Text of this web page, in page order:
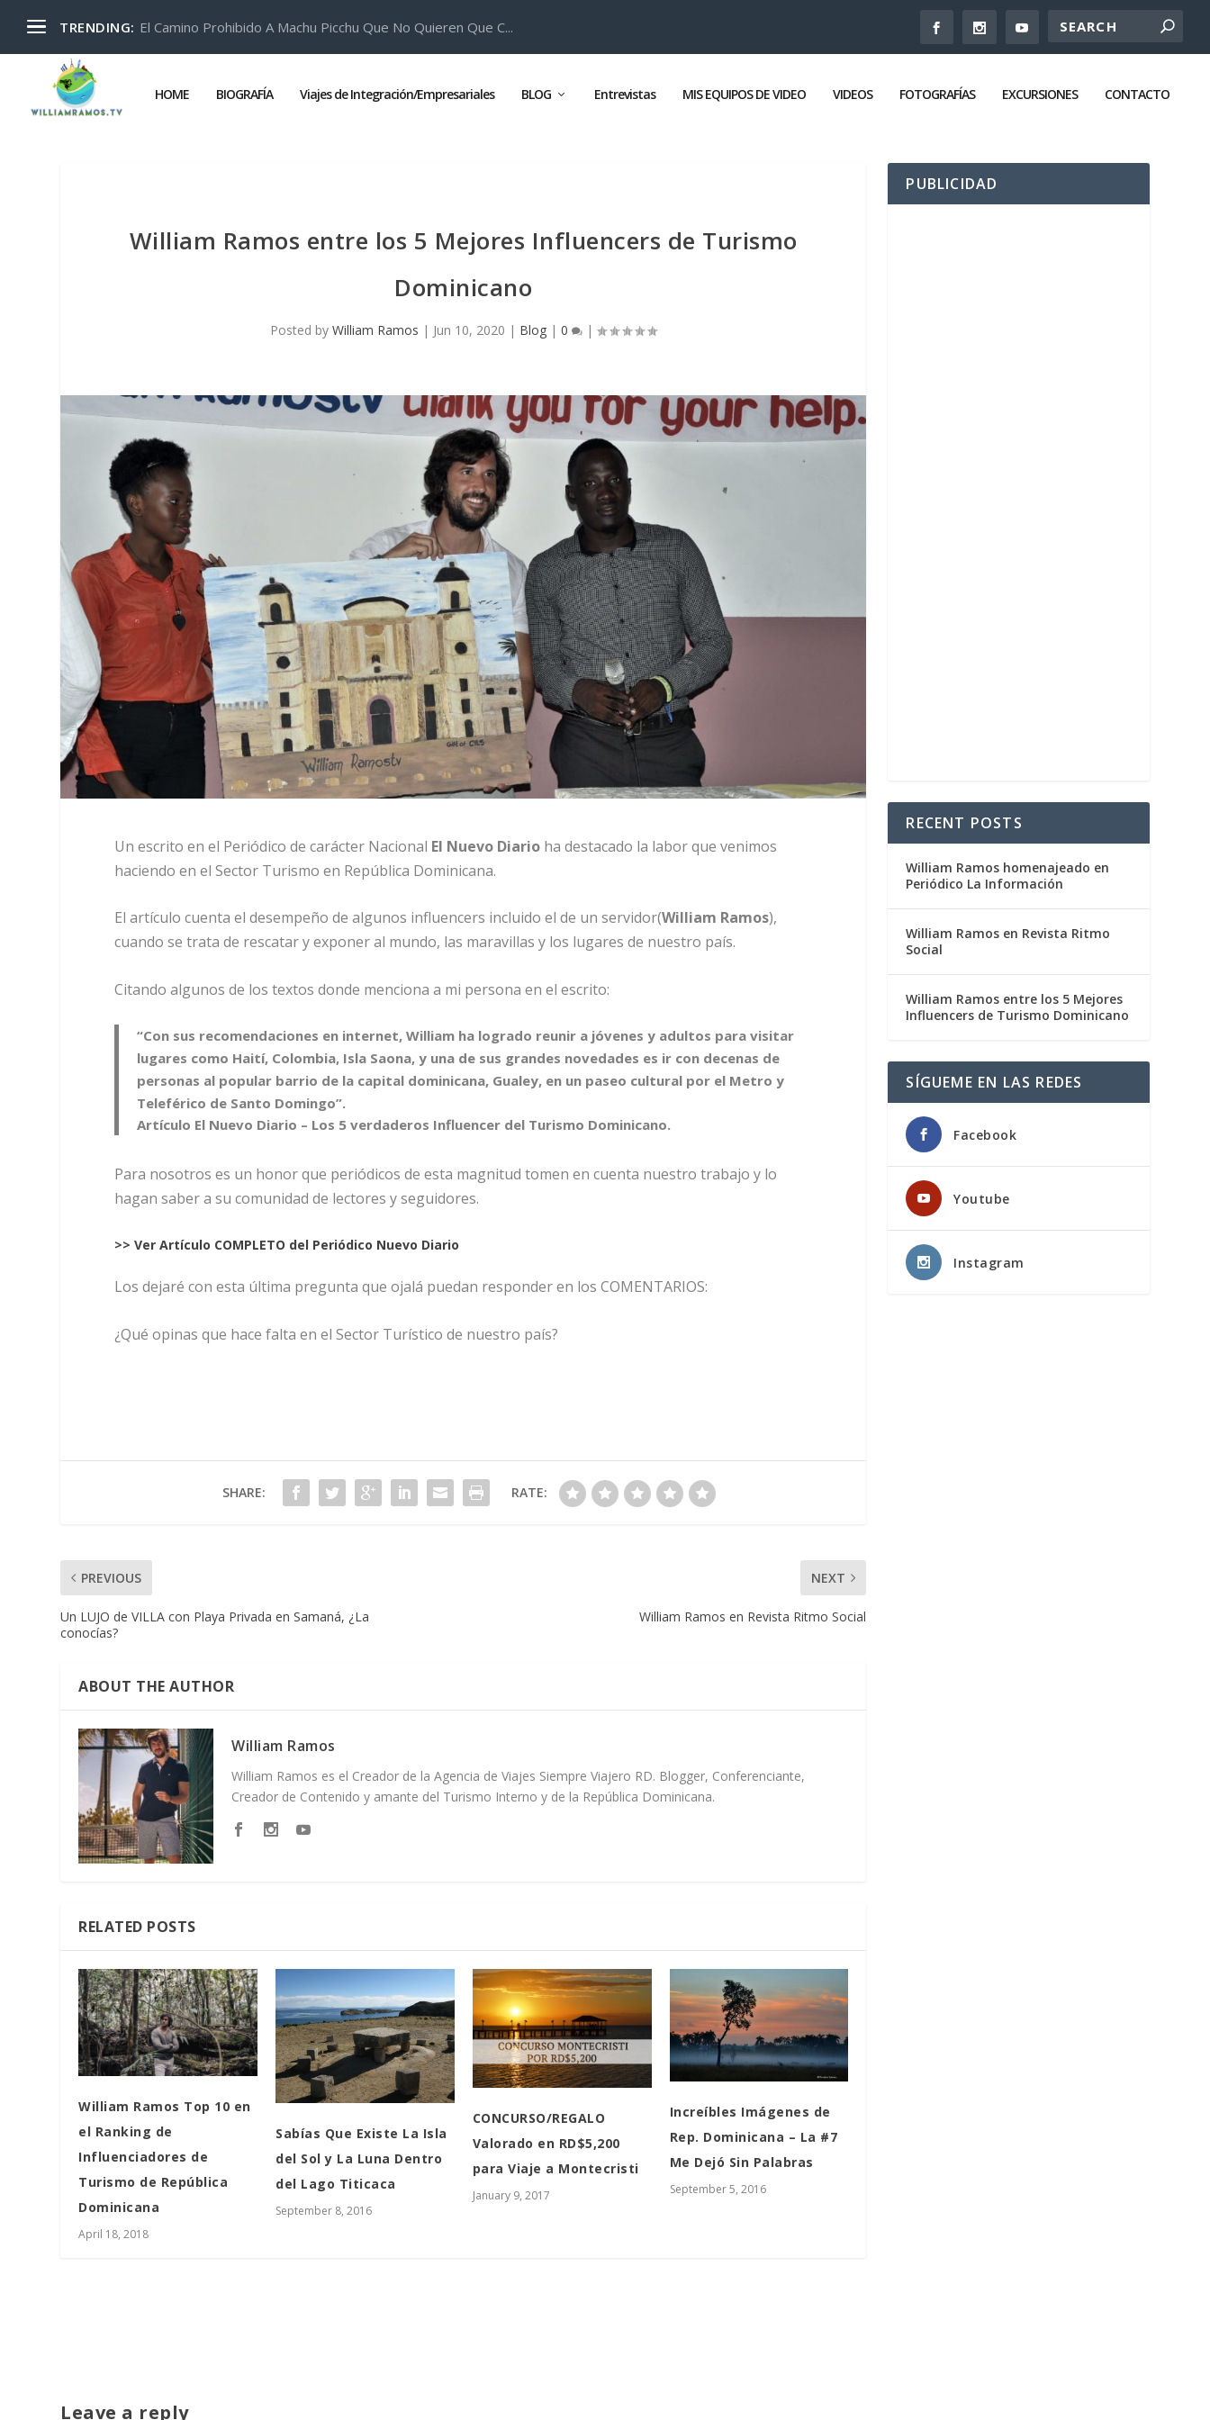
TRENDING: El Camino Prohibido A Machu Picchu Que No Quieren Que C...
HOME BIOGRAFÍA Viajes de Integración/Empresariales BLOG Entrevistas MIS EQUIPOS DE VIDEO VIDEOS FOTOGRAFÍAS EXCURSIONES CONTACTO
William Ramos entre los 5 Mejores Influencers de Turismo
Dominicano
Posted byWilliam Ramos | Jun 10, 2020 | Blog |0 |
Un escrito en el Periódico de carácter Nacional El Nuevo Diario ha destacado la labor que venimos
haciendo en el Sector Turismo en República Dominicana.
El artículo cuenta el desempeño de algunos influencers incluido el de un servidor(William Ramos),
cuando se trata de rescatar y exponer al mundo, las maravillas y los lugares de nuestro país.
Citando algunos de los textos donde menciona a mi persona en el escrito:
“Con sus recomendaciones en internet, William ha logrado reunir a jóvenes y adultos para visitar
lugares como Haití, Colombia, Isla Saona, y una de sus grandes novedades es ir con decenas de
personas al popular barrio de la capital dominicana, Gualey, en un paseo cultural por el Metro y
Teleférico de Santo Domingo”.
Artículo El Nuevo Diario – Los 5 verdaderos Influencer del Turismo Dominicano.
Para nosotros es un honor que periódicos de esta magnitud tomen en cuenta nuestro trabajo y lo
hagan saber a su comunidad de lectores y seguidores.
>> Ver Artículo COMPLETO del Periódico Nuevo Diario
Los dejaré con esta última pregunta que ojalá puedan responder en los COMENTARIOS:
¿Qué opinas que hace falta en el Sector Turístico de nuestro país?
SHARE: RATE:
PREVIOUS
Un LUJO de VILLA con Playa Privada en Samaná, ¿La
conocías?
NEXT
William Ramos en Revista Ritmo Social
ABOUT THE AUTHOR
William Ramos
William Ramos es el Creador de la Agencia de Viajes Siempre Viajero RD. Blogger, Conferenciante,
Creador de Contenido y amante del Turismo Interno y de la República Dominicana.
RELATED POSTS
William Ramos Top 10 en
el Ranking de
Influenciadores de
Turismo de República
Dominicana
April 18, 2018
Sabías Que Existe La Isla
del Sol y La Luna Dentro
del Lago Titicaca
September 8, 2016
CONCURSO/REGALO
Valorado en RD$5,200
para Viaje a Montecristi
January 9, 2017
Increíbles Imágenes de
Rep. Dominicana – La #7
Me Dejó Sin Palabras
September 5, 2016
Leave a reply
PUBLICIDAD
RECENT POSTS
William Ramos homenajeado en
Periódico La Información
William Ramos en Revista Ritmo
Social
William Ramos entre los 5 Mejores
Influencers de Turismo Dominicano
SÍGUEME EN LAS REDES
Facebook
Youtube
Instagram